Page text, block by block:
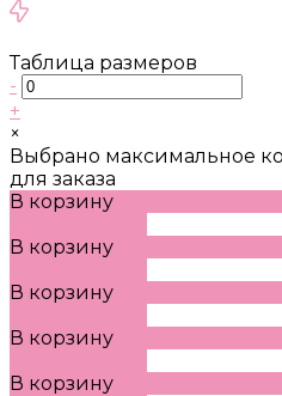
Таблица размеров
-
+
×
Выбрано максимальное
для заказа
В корзину
В корзину
В корзину
В корзину
В корзину